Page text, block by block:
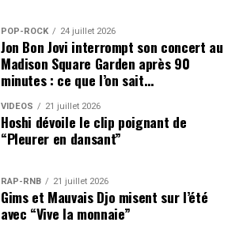
POP-ROCK 24 juillet 2026
Jon Bon Jovi interrompt son concert au
Madison Square Garden après 90
minutes : ce que l’on sait…
VIDEOS 21 juillet 2026
Hoshi dévoile le clip poignant de
“Pleurer en dansant”
RAP-RNB 21 juillet 2026
Gims et Mauvais Djo misent sur l’été
avec “Vive la monnaie”